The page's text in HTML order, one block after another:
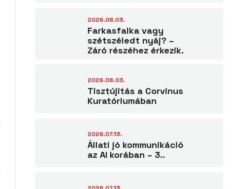
2026.08.03.
Farkasfalka vagy
szétszéledt nyáj? –
Záró részéhez érkezik.
2026.08.03.
Tisztújítás a Corvinus
Kuratóriumában
2026.07.13.
Állati jó kommunikáció
az AI korában – 3..